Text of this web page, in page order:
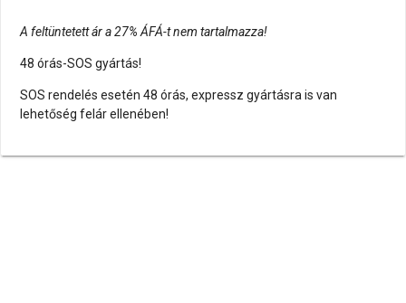
A feltüntetett ár a 27% ÁFÁ-t nem tartalmazza!
48 órás-SOS gyártás!
SOS rendelés esetén 48 órás, expressz gyártásra is van
lehetőség felár ellenében!